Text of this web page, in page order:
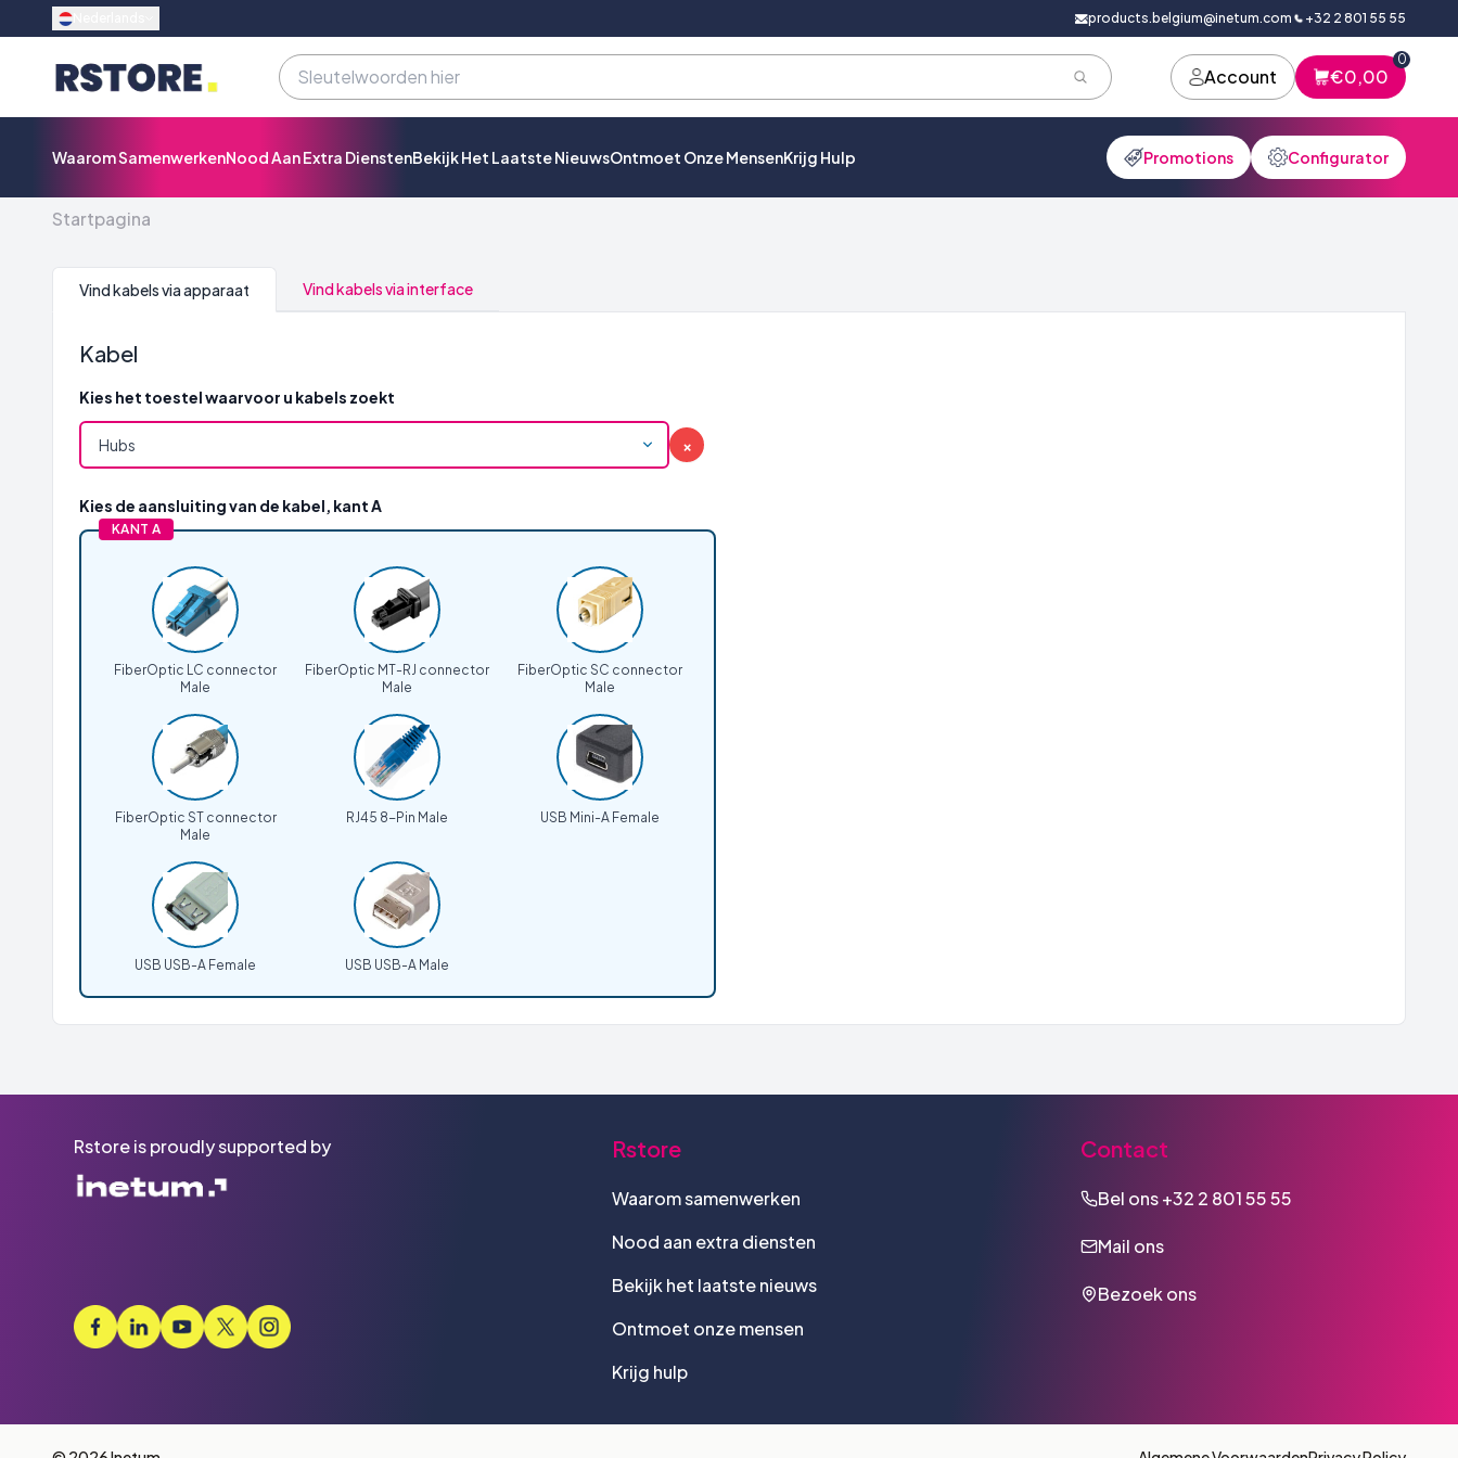
products.belgium@inetum.com +32 2 801 55 55
Account €0,00
0
Waarom SamenwerkenNood Aan Extra DienstenBekijk Het Laatste NieuwsOntmoet Onze MensenKrijg Hulp Promotions Configurator
Startpagina
Vind kabels via apparaat Vind kabels via interface
Kabel
Kies het toestel waarvoor u kabels zoekt
×
Kies de aansluiting van de kabel, kant A
KANT A
FiberOptic LC connector
Male
FiberOptic MT-RJ connector
Male
FiberOptic SC connector
Male
FiberOptic ST connector
Male
RJ45 8-Pin Male USB Mini-A Female
USB USB-A Female USB USB-A Male
Rstore is proudly supported by Rstore
Waarom samenwerken
Nood aan extra diensten
Bekijk het laatste nieuws
Ontmoet onze mensen
Krijg hulp
Contact
Bel ons+32 2 801 55 55
Mail ons
Bezoek ons